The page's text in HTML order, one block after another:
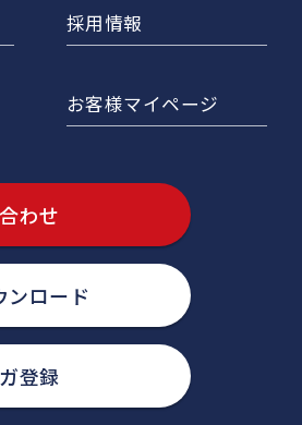
採用情報
お客様マイページ
わせ
ンロード
登録